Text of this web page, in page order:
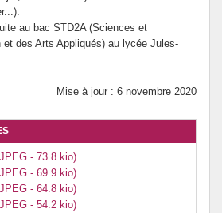
au bac STD2A (Sciences et
et des Arts Appliqués) au lycée Jules-
Mise à jour : 6 novembre 2020
- 73.8 kio)
- 69.9 kio)
- 64.8 kio)
- 54.2 kio)